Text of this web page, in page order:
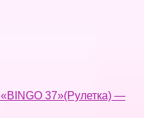
37»(Рулетка) —